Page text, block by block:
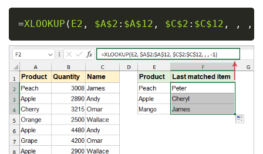
=XLOOKUP ( E2 , $A$2 : $A$12 , $C$2 : $C$12 , , ,
Copy